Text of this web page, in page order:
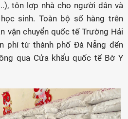
tôn lợp nhà cho người dân và
sinh. Toàn bộ số hàng trên
vận chuyển quốc tế Trường Hải
phí từ thành phố Đà Nẵng đến
qua Cửa khẩu quốc tế Bờ Y